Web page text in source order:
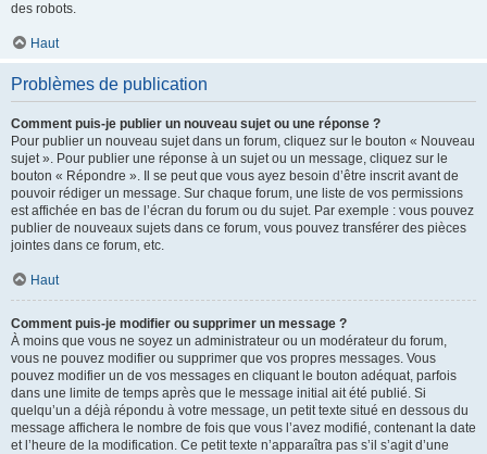
des robots.
Haut
Problèmes de publication
Comment puis-je publier un nouveau sujet ou une réponse ?
Pour publier un nouveau sujet dans un forum, cliquez sur le bouton « Nouveau
sujet ». Pour publier une réponse à un sujet ou un message, cliquez sur le
bouton « Répondre ». Il se peut que vous ayez besoin d’être inscrit avant de
pouvoir rédiger un message. Sur chaque forum, une liste de vos permissions
est affichée en bas de l’écran du forum ou du sujet. Par exemple : vous pouvez
publier de nouveaux sujets dans ce forum, vous pouvez transférer des pièces
jointes dans ce forum, etc.
Haut
Comment puis-je modifier ou supprimer un message ?
À moins que vous ne soyez un administrateur ou un modérateur du forum,
vous ne pouvez modifier ou supprimer que vos propres messages. Vous
pouvez modifier un de vos messages en cliquant le bouton adéquat, parfois
dans une limite de temps après que le message initial ait été publié. Si
quelqu’un a déjà répondu à votre message, un petit texte situé en dessous du
message affichera le nombre de fois que vous l’avez modifié, contenant la date
et l’heure de la modification. Ce petit texte n’apparaîtra pas s’il s’agit d’une